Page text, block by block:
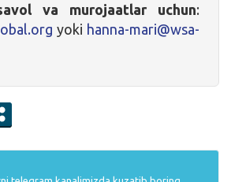
va murojaatlar uchun:
yoki hanna-mari@wsa-